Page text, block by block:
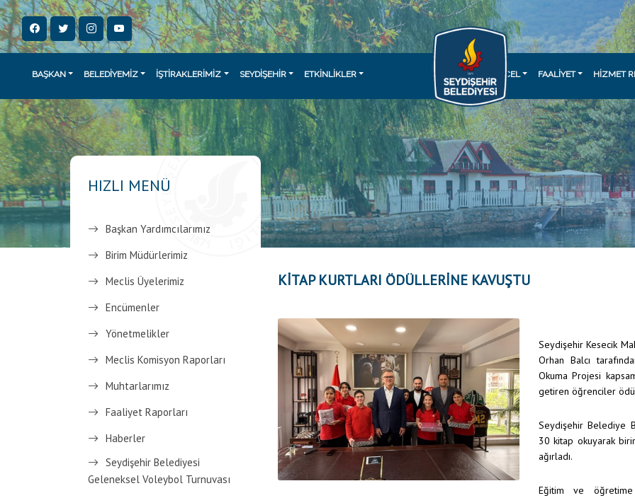
BAŞKAN BELEDİYEMİZ İŞTİRAKLERİMİZ SEYDİŞEHİR ETKINLIKLER GÜNCEL FAALİYET HİZMET
HIZLI MENÜ
Başkan Yardımcılarımız
Birim Müdürlerimiz
Meclis Üyelerimiz
Encümenler
Yönetmelikler
Meclis Komisyon Raporları
Muhtarlarımız
Faaliyet Raporları
Haberler
Seydişehir Belediyesi
Geleneksel Voleybol Turnuvası
KİTAP KURTLARI ÖDÜLLERİNE KAVUŞTU
Seydişehir Kesecik
Orhan Balcı
Okuma Projesi
getiren öğrenciler
Seydişehir Belediye
30 kitap okuyarak
ağırladı.
Eğitim ve